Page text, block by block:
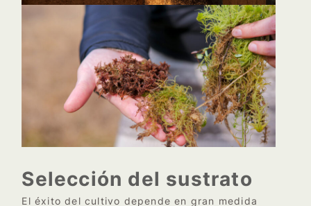
Selección del sustrato
El éxito del cultivo depende en gran medida